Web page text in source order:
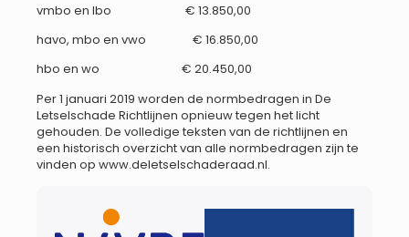
vmbo en lbo € 13.850,00
havo, mbo en vwo € 16.850,00
hbo en wo € 20.450,00
Per 1 januari 2019 worden de normbedragen in De
Letselschade Richtlijnen opnieuw tegen het licht
gehouden. De volledige teksten van de richtlijnen en
een historisch overzicht van alle normbedragen zijn te
vinden op www.deletselschaderaad.nl.